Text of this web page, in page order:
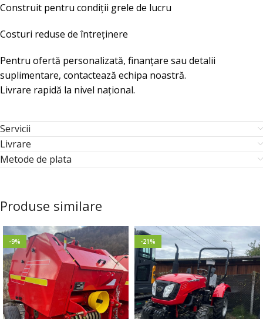
Construit pentru condiții grele de lucru
Costuri reduse de întreținere
Pentru ofertă personalizată, finanțare sau detalii
suplimentare, contactează echipa noastră.
Livrare rapidă la nivel național.
Servicii
Livrare
Metode de plata
Produse similare
-9% -21%